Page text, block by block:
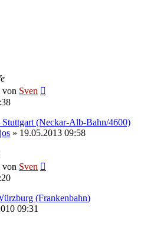
von Sven
(Neckar-Alb-Bahn/4600)
» 19.05.2013 09:58
von Sven
(Frankenbahn)
09:31